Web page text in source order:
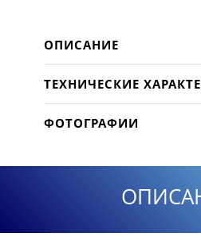
ОПИСАНИЕ
ТЕХНИЧЕСКИЕ
ФОТОГРАФИИ